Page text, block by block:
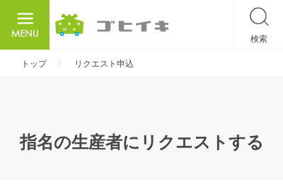
検索
トップ リクエスト申込
指名の生産者にリクエストする